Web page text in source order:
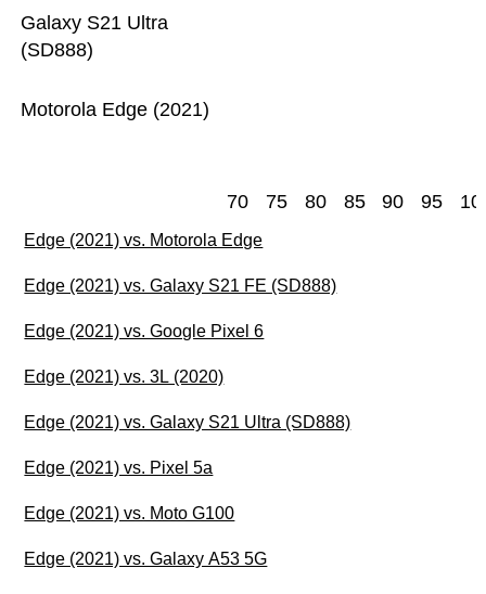
Motorola Edge (2021)
Galaxy S21 Ultra
(SD888)
70 75 80 85 90 95
Edge (2021) vs. Motorola Edge
Edge (2021) vs. Galaxy S21 FE (SD888)
Edge (2021) vs. Google Pixel 6
Edge (2021) vs. 3L (2020)
Edge (2021) vs. Galaxy S21 Ultra (SD888)
Edge (2021) vs. Pixel 5a
Edge (2021) vs. Moto G100
Edge (2021) vs. Galaxy A53 5G